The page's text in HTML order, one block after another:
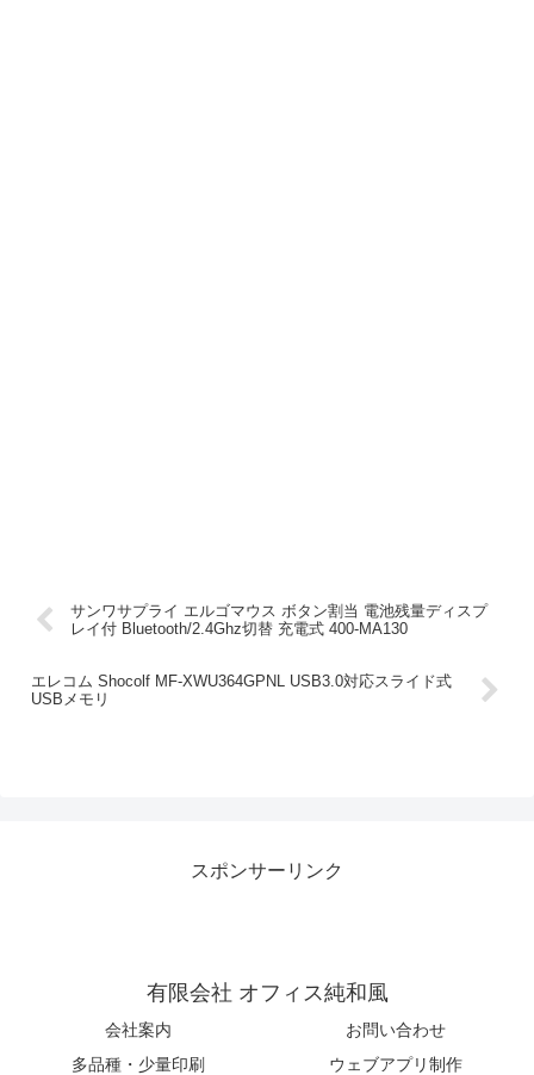
サンワサプライ エルゴマウス ボタン割当 電池残量ディスプ
レイ付 Bluetooth/2.4Ghz切替 充電式 400-MA130
エレコム Shocolf MF-XWU364GPNL USB3.0対応スライド式
USBメモリ
スポンサーリンク
有限会社 オフィス純和風
会社案内
お問い合わせ
多品種・少量印刷
ウェブアプリ制作